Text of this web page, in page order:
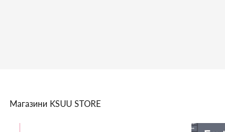
Магазини KSUU STORE